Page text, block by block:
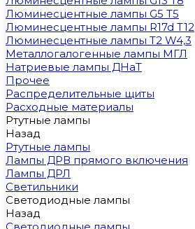
Люминесцентные лампы G5 T5
Люминесцентные лампы R17d T12
Люминесцентные лампы T2 W4,3
Металлогалогенные лампы МГЛ
Натриевые лампы ДНаТ
Прочее
Распределительные щиты
Расходные материалы
Ртутные лампы
Назад
Ртутные лампы
Лампы ДРВ прямого включения
Лампы ДРЛ
Светильники
Светодиодные лампы
Назад